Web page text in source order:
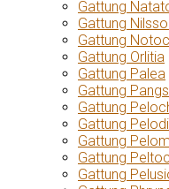
Gattung
Gattung
Gattung
Gattung Orlitia
Gattung Palea
Gattung
Gattung
Gattung
Gattung
Gattung
Gattung